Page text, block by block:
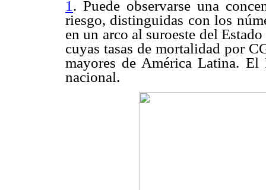
1 . Puede observarse una
riesgo, distinguidas con los
en un arco al suroeste del
cuyas tasas de mortalidad por
mayores de América Latina.
nacional.